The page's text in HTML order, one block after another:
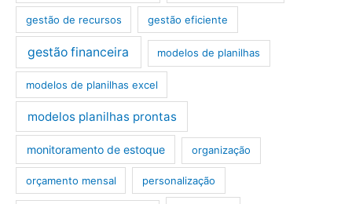
gestão de recursos gestão eficiente
gestão financeira modelos de planilhas
modelos de planilhas excel
modelos planilhas prontas
monitoramento de estoque organização
orçamento mensal personalização